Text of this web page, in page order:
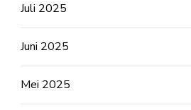
Juli 2025
Juni 2025
Mei 2025